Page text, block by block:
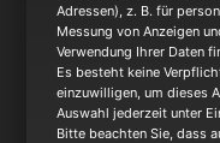
Adressen), z. B. für
Messung von Anzeigen
Verwendung Ihrer Daten
Es besteht keine
einzuwilligen, um dieses
Auswahl jederzeit unter
Bitte beachten Sie, dass